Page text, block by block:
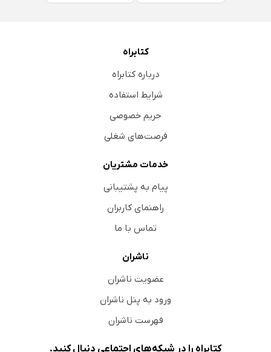
کتابراه
درباره کتابراه
شرایط استفاده
حریم خصوصی
فرصت‌های شغلی
خدمات مشتریان
پیام به پشتیبانی
راهنمای کاربران
تماس با ما
ناشران
عضویت ناشران
ورود به پنل ناشران
فهرست ناشران
کتابراه را در شبکه‌های اجتماعی دنبال کنید.